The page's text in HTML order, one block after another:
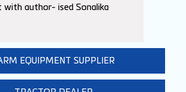
with author- ised Sonalika
EQUIPMENT SUPPLIER